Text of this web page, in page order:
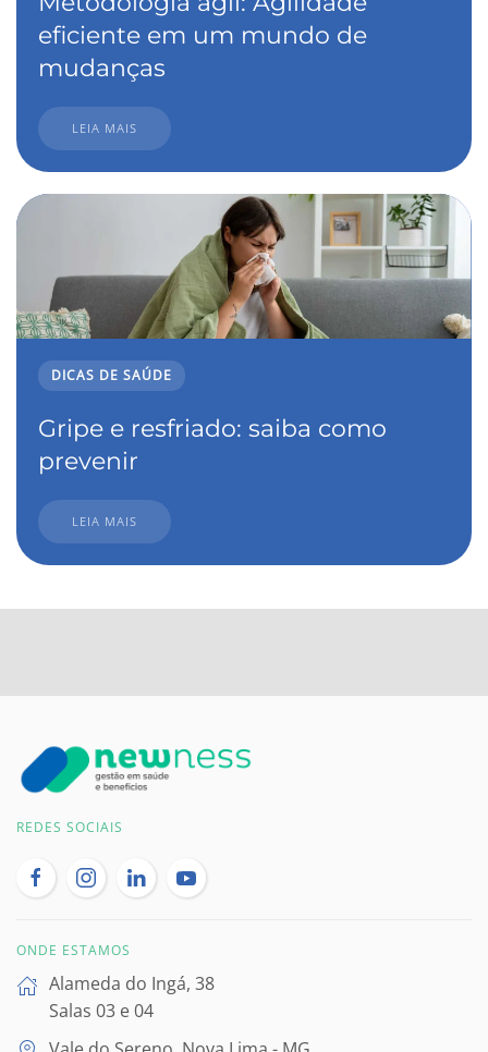
eficiente em um mundo de
mudanças
LEIA MAIS
DICAS DE SAÚDE
Gripe e resfriado: saiba como
prevenir
LEIA MAIS
REDES SOCIAIS
ONDE ESTAMOS
Alameda do Ingá, 38
Salas 03 e 04